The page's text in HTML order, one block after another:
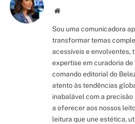
Site/Blog
Sou uma comunicadora
transformar temas
acessíveis e envolventes,
expertise em curadoria
comando editorial do
atento às tendências
inabalável com a
a oferecer aos nossos
leitura que une estética,